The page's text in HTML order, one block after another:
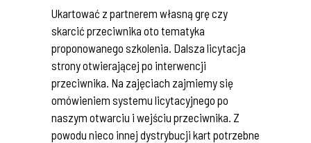
Ukartować z partnerem własną grę czy
skarcić przeciwnika oto tematyka
proponowanego szkolenia. Dalsza licytacja
strony otwierającej po interwencji
przeciwnika. Na zajęciach zajmiemy się
omówieniem systemu licytacyjnego po
naszym otwarciu i wejściu przeciwnika. Z
powodu nieco innej dystrybucji kart potrzebne